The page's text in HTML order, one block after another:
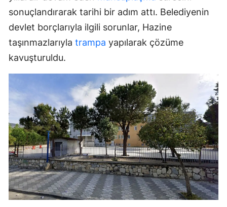
sonuçlandırarak tarihi bir adım attı. Belediyenin
devlet borçlarıyla ilgili sorunlar, Hazine
taşınmazlarıyla trampa yapılarak çözüme
kavuşturuldu.